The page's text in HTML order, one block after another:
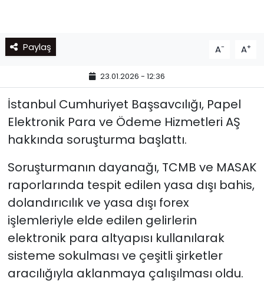
Paylaş A- A+
23.01.2026 - 12:36
İstanbul Cumhuriyet Başsavcılığı, Papel
Elektronik Para ve Ödeme Hizmetleri AŞ
hakkında soruşturma başlattı.
Soruşturmanın dayanağı, TCMB ve MASAK
raporlarında tespit edilen yasa dışı bahis,
dolandırıcılık ve yasa dışı forex
işlemleriyle elde edilen gelirlerin
elektronik para altyapısı kullanılarak
sisteme sokulması ve çeşitli şirketler
aracılığıyla aklanmaya çalışılması oldu.